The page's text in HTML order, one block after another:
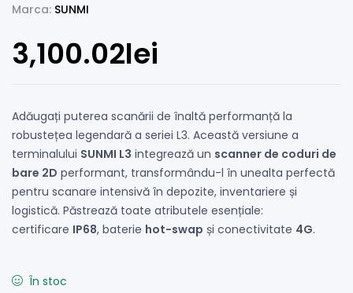
Marca: SUNMI
3,100.02lei
Adăugați puterea scanării de înaltă performanță la
robustețea legendară a seriei L3. Această versiune a
terminalului SUNMI L3 integrează un scanner de coduri de
bare 2D performant, transformându-l în unealta perfectă
pentru scanare intensivă în depozite, inventariere și
logistică. Păstrează toate atributele esențiale:
certificare IP68, baterie hot-swap și conectivitate 4G.
În stoc